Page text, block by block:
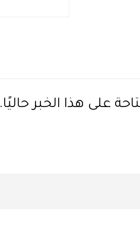
على هذا الخبر حاليًا.